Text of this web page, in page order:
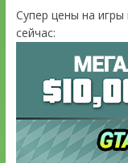
Супер цены на игры
сейчас: